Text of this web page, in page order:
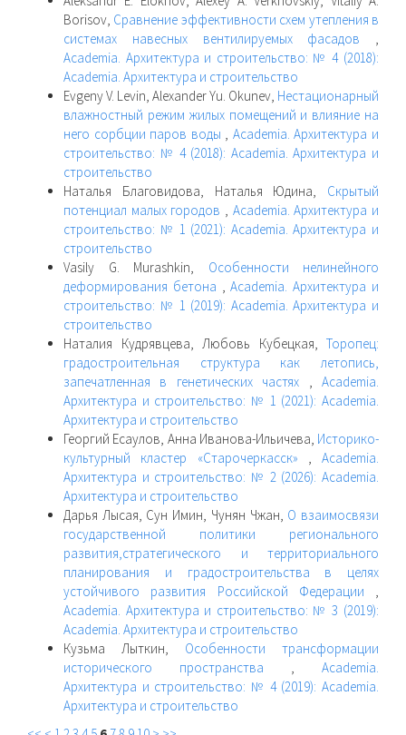
Borisov, Сравнение эффективности схем утепления в
системах навесных вентилируемых фасадов ,
Academia. Архитектура и строительство: № 4 (2018):
Academia. Архитектура и строительство
Evgeny V. Levin, Alexander Yu. Okunev, Нестационарный
влажностный режим жилых помещений и влияние на
него сорбции паров воды , Academia. Архитектура и
строительство: № 4 (2018): Academia. Архитектура и
строительство
Наталья Благовидова, Наталья Юдина, Скрытый
потенциал малых городов , Academia. Архитектура и
строительство: № 1 (2021): Academia. Архитектура и
строительство
Vasily G. Murashkin, Особенности нелинейного
деформирования бетона ,Academia. Архитектура и
строительство: № 1 (2019): Academia. Архитектура и
строительство
Наталия Кудрявцева, Любовь Кубецкая, Торопец:
градостроительная структура как летопись,
запечатленная в генетических частях ,Academia.
Архитектура и строительство: № 1 (2021): Academia.
Архитектура и строительство
Георгий Есаулов, Анна Иванова-Ильичева, Историко-
культурный кластер «Старочеркасск» , Academia.
Архитектура и строительство: № 2 (2026): Academia.
Архитектура и строительство
Дарья Лысая, Сун Имин, Чунян Чжан, О взаимосвязи
государственной политики регионального
развития,стратегического и территориального
планирования и градостроительства в целях
устойчивого развития Российской Федерации ,
Academia. Архитектура и строительство: № 3 (2019):
Academia. Архитектура и строительство
Кузьма Лыткин, Особенности трансформации
исторического пространства , Academia.
Архитектура и строительство: № 4 (2019): Academia.
Архитектура и строительство